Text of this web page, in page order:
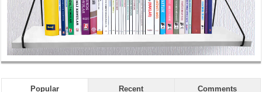
Popular Recent Comments